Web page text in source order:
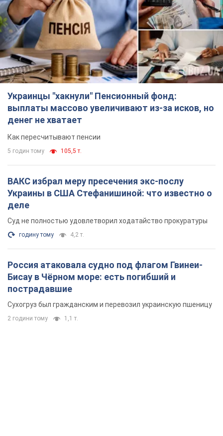
Украинцы "хакнули" Пенсионный фонд:
выплаты массово увеличивают из-за исков, но
денег не хватает
Как пересчитывают пенсии
5 годин тому 105,5 т.
ВАКС избрал меру пресечения экс-послу
Украины в США Стефанишиной: что известно о
деле
Суд не полностью удовлетворил ходатайство прокуратуры
годину тому 4,2 т.
Россия атаковала судно под флагом Гвинеи-
Бисау в Чёрном море: есть погибший и
пострадавшие
Сухогруз был гражданским и перевозил украинскую пшеницу
2 години тому 1,1 т.